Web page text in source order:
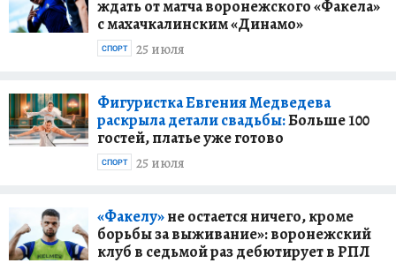
ждать от матча воронежского «Факела»
с махачкалинским «Динамо»
25 июля
СПОРТ
Фигуристка Евгения Медведева
раскрыла детали свадьбы:Больше 100
гостей, платье уже готово
25 июля
СПОРТ
«Факелу»не остается ничего, кроме
борьбы за выживание»: воронежский
клуб в седьмой раз дебютирует в РПЛ